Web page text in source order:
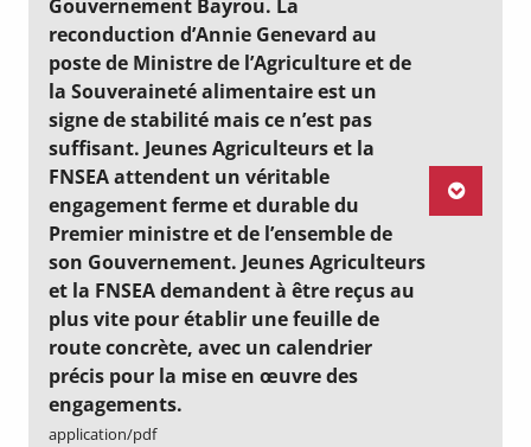
Gouvernement Bayrou. La
reconduction d’Annie Genevard au
poste de Ministre de l’Agriculture et de
la Souveraineté alimentaire est un
signe de stabilité mais ce n’est pas
suffisant. Jeunes Agriculteurs et la
FNSEA attendent un véritable
engagement ferme et durable du
Premier ministre et de l’ensemble de
son Gouvernement. Jeunes Agriculteurs
et la FNSEA demandent à être reçus au
plus vite pour établir une feuille de
route concrète, avec un calendrier
précis pour la mise en œuvre des
engagements.
application/pdf